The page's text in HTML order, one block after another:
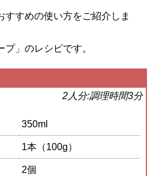
すめの使い方をご紹介しま
プ」のレシピです。
2人分:調理時間3分
350ml
1本（100g）
2個